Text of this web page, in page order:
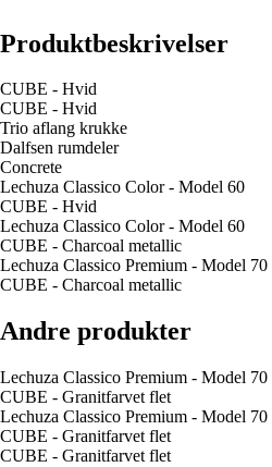
Produktbeskrivelser
CUBE - Hvid
CUBE - Hvid
Trio aflang krukke
Dalfsen rumdeler
Concrete
Lechuza Classico Color - Model 60
CUBE - Hvid
Lechuza Classico Color - Model 60
CUBE - Charcoal metallic
Lechuza Classico Premium - Model 70
CUBE - Charcoal metallic
Andre produkter
Lechuza Classico Premium - Model 70
CUBE - Granitfarvet flet
Lechuza Classico Premium - Model 70
CUBE - Granitfarvet flet
CUBE - Granitfarvet flet